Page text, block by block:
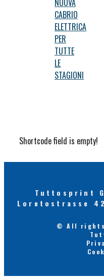
NUOVA
CABRIO
ELETTRICA
PER
TUTTE
LE
STAGIONI
Shortcode field is empty!
Tuttosprint
Loretostrasse
© All rights